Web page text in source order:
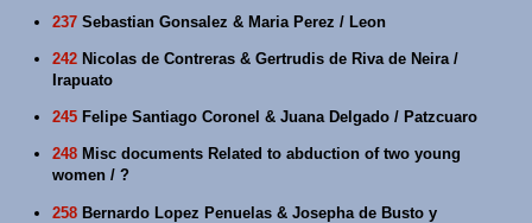
237 Sebastian Gonsalez & Maria Perez / Leon
242 Nicolas de Contreras & Gertrudis de Riva de Neira /
Irapuato
245 Felipe Santiago Coronel & Juana Delgado / Patzcuaro
248 Misc documents Related to abduction of two young
women / ?
258 Bernardo Lopez Penuelas & Josepha de Busto y